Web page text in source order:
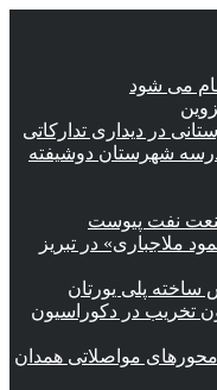
می شود
در دیداری تدارکاتی
آموزش و پرورش دیّر: ۲۰ مدرسه شهرستان دوشیفته
نفت پیوست
ملاجباری» در تبریز
ساخته پلی یورتان
تخریب در دکوراسیون
تردد در محورهای مواصلاتی همدان